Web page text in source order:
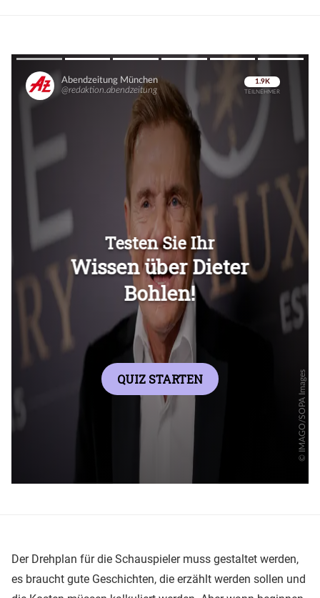
Überspringen
Überspringen
Der Drehplan für die Schauspieler muss gestaltet werden,
es braucht gute Geschichten, die erzählt werden sollen und